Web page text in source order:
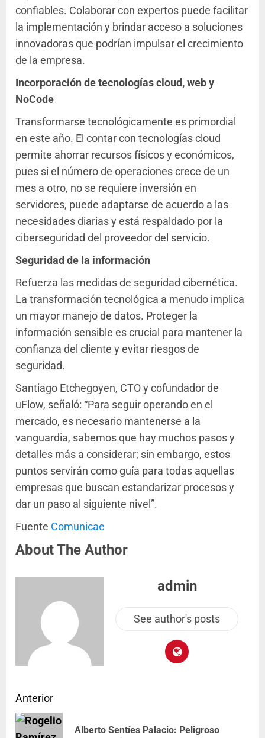
confiables. Colaborar con expertos puede facilitar
la implementación y brindar acceso a soluciones
innovadoras que podrían impulsar el crecimiento
de la empresa.
Incorporación de tecnologías cloud, web y
NoCode
Transformarse tecnológicamente es primordial
en este año. El contar con tecnologías cloud
permite ahorrar recursos físicos y económicos,
pues si el número de operaciones crece de un
mes a otro, no se requiere inversión en
servidores, puede adaptarse de acuerdo a las
necesidades diarias y está respaldado por la
ciberseguridad del proveedor del servicio.
Seguridad de la información
Refuerza las medidas de seguridad cibernética.
La transformación tecnológica a menudo implica
un mayor manejo de datos. Proteger la
información sensible es crucial para mantener la
confianza del cliente y evitar riesgos de
seguridad.
Santiago Etchegoyen, CTO y cofundador de
uFlow, señaló: “Para seguir operando en el
mercado, es necesario mantenerse a la
vanguardia, sabemos que hay muchos pasos y
detalles más a considerar; sin embargo, estos
puntos servirán como guía para todas aquellas
empresas que buscan estandarizar procesos y
dar un paso al siguiente nivel”.
Fuente Comunicae
About The Author
admin
See author's posts
Anterior
Alberto Sentíes Palacio: Peligroso